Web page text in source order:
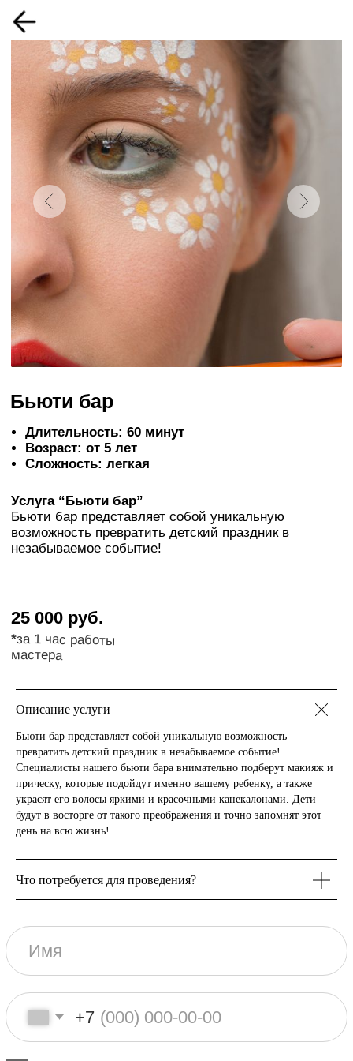
Бьюти бар
Возраст: от 5 лет
Сложность: легкая
Услуга “Бьюти бар”
Бьюти бар представляет собой уникальную
25 000 руб.
за 1 час работы
мастера
Описание услуги
Бьюти бар представляет собой уникальную возможность
превратить детский праздник в незабываемое событие!
Специалисты нашего бьюти бара внимательно подберут макияж и
прическу, которые подойдут именно вашему ребенку, а также
украсят его волосы яркими и красочными канекалонами. Дети
будут в восторге от такого преображения и точно запомнят этот
день на всю жизнь!
Что потребуется для проведения?
Отправляя свои данные вы соглашаетесь сПолитикой
конфиденциальности
Получить расчет